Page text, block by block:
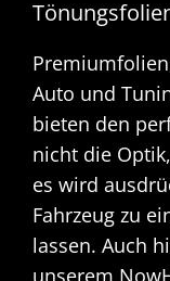
Auto und
bieten den
nicht die
es wird
Fahrzeug zu
lassen. Auch